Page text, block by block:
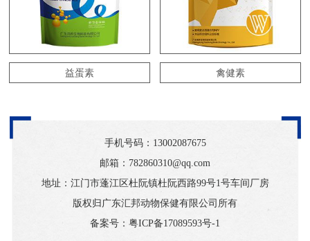
益蛋素 禽健素
手机号码： 13002087675
邮箱：782860310@qq.com
地址：江门市蓬江区杜阮镇杜阮西路99号1号车间厂房
版权归广东汇邦动物保健有限公司所有
备案号： 粤ICP备17089593号-1